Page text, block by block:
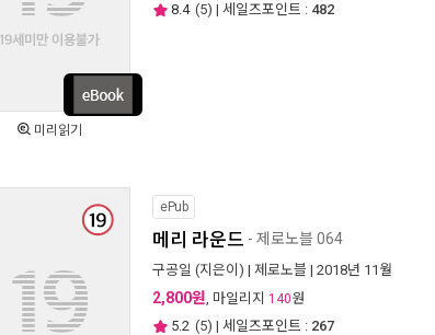
미리읽기
8.4 (5) | 세일즈포인트 : 482
ePub
메리 라운드 - 제로노블 064
구공일 (지은이) | 제로노블 | 2018년 11월
2,800원, 마일리지 140원
5.2 (5) | 세일즈포인트 : 267